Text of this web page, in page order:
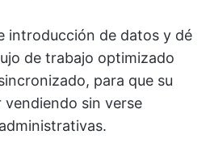
introducción de datos y dé
de trabajo optimizado
para que su
vendiendo sin verse